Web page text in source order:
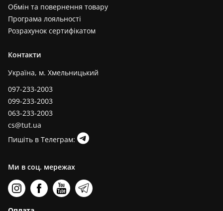
Обмін та повернення товару
Програма лояльності
Розрахунок сертифікатом
Контакти
Україна, м. Хмельницький
097-233-2003
099-233-2003
063-233-2003
cs@tut.ua
Пишіть в Телеграм:
Ми в соц. мережах